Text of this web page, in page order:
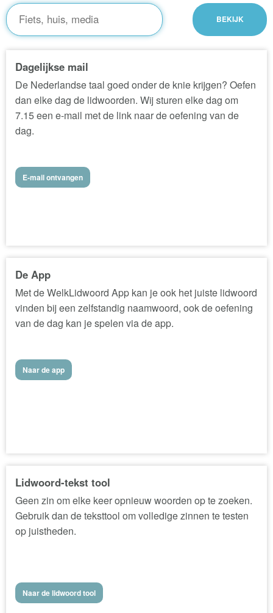
Dagelijkse mail
De Nederlandse taal goed onder de knie krijgen? Oefen
dan elke dag de lidwoorden. Wij sturen elke dag om
7.15 een e-mail met de link naar de oefening van de
dag.
E-mail ontvangen
De App
Met de WelkLidwoord App kan je ook het juiste lidwoord
vinden bij een zelfstandig naamwoord, ook de oefening
van de dag kan je spelen via de app.
Naar de app
Lidwoord-tekst tool
Geen zin om elke keer opnieuw woorden op te zoeken.
Gebruik dan de teksttool om volledige zinnen te testen
op juistheden.
Naar de lidwoord tool